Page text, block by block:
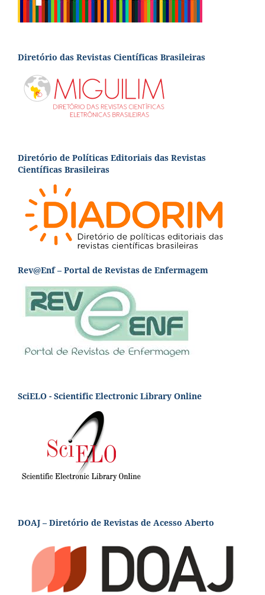
Diretório das Revistas Científicas Brasileiras
Diretório de Políticas Editoriais das Revistas
Científicas Brasileiras
Rev@Enf – Portal de Revistas de Enfermagem
SciELO - Scientific Electronic Library Online
DOAJ – Diretório de Revistas de Acesso Aberto